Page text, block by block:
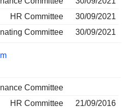
HR Committee
30/09/2021
Committee
30/09/2021
Committee
HR Committee
21/09/2016